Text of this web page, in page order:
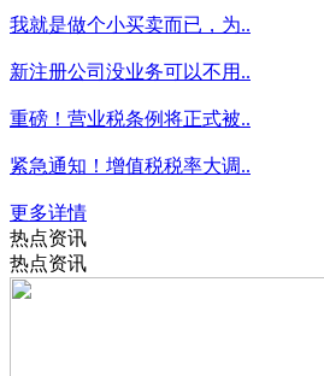
我就是做个小买卖而已，为..
新注册公司没业务可以不用..
重磅！营业税条例将正式被..
紧急通知！增值税税率大调..
更多详情
热点资讯
热点资讯